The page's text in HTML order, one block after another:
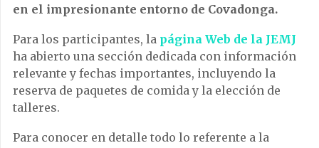
en el impresionante entorno de Covadonga.
Para los participantes, la página Web de la JEMJ
ha abierto una sección dedicada con información
relevante y fechas importantes, incluyendo la
reserva de paquetes de comida y la elección de
talleres.
Para conocer en detalle todo lo referente a la